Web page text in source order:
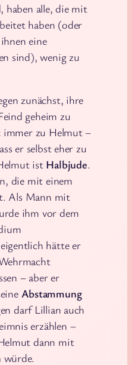
haben alle, die mit
haben (oder
eine
sind), wenig zu
zunächst, ihre
geheim zu
immer zu Helmut –
er selbst eher zu
ist Halbjude.
die mit einem
Als Mann mit
ihm vor dem
hätte er
– aber er
Abstammung
darf Lillian auch
erzählen –
dann mit
würde.